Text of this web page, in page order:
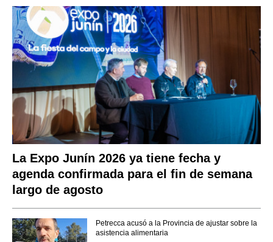
La Expo Junín 2026 ya tiene fecha y
agenda confirmada para el fin de semana
largo de agosto
Petrecca acusó a la Provincia de ajustar sobre la
asistencia alimentaria